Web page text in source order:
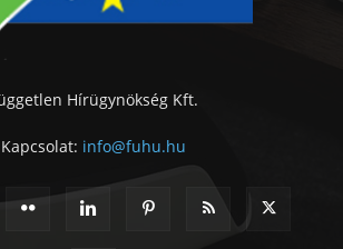
Hírügynökség Kft.
Kapcsolat: info@fuhu.hu